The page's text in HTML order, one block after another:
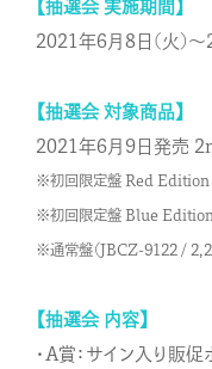
【抽選会 実施期間】
2021年6月8日(火)
【抽選会 対象商品】
2021年6月9日発売
※初回限定盤 Red Edition
※初回限定盤 Blue Edition
※通常盤（JBCZ-9122 /
【抽選会 内容】
・A賞：サイン入り